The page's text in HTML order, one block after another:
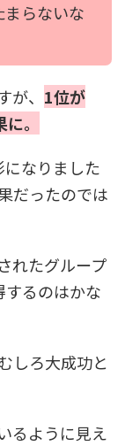
まらないな
、 1位が
。
なりました
だったのでは
れたグループ
るのはかな
しろ大成功と
るように見え